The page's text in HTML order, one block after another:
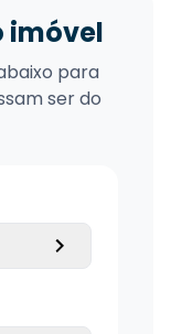
imóvel
para
ser do